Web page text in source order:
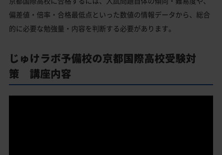
偏差値・倍率・合格最低点といった数値の情報データから、総合
的に必要な勉強量・内容を判断する必要があります。
じゅけラボ予備校の京都国際高校受験対
策 講座内容